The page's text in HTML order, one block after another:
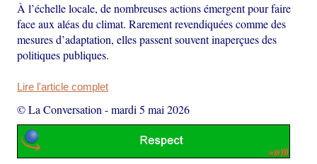
À l’échelle locale, de nombreuses actions émergent pour faire
face aux aléas du climat. Rarement revendiquées comme des
mesures d’adaptation, elles passent souvent inaperçues des
politiques publiques.
Lire l'article complet
© La Conversation -mardi 5 mai 2026